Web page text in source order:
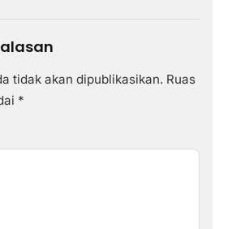
tidak akan dipublikasikan. Ruas
*